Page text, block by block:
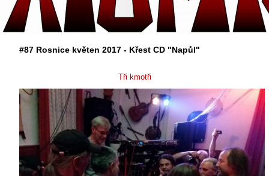
#87 Rosnice květen 2017 - Křest CD "Napůl"
Tři kmotři